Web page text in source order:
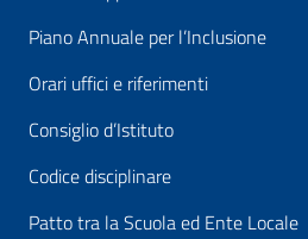
Piano Annuale per l’Inclusione
Orari uffici e riferimenti
Consiglio d’Istituto
Codice disciplinare
Patto tra la Scuola ed Ente Locale